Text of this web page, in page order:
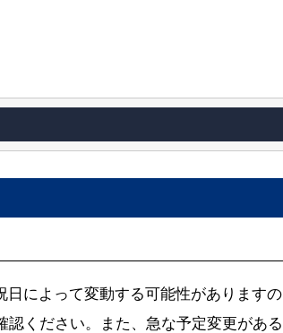
によって変動する可能性があります
ください。また、急な予定変更があ